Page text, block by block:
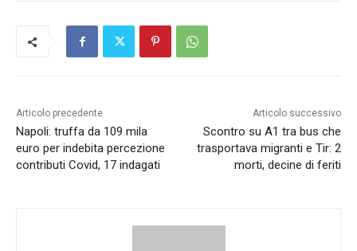
Articolo precedente
Napoli: truffa da 109 mila
euro per indebita percezione
contributi Covid, 17 indagati
Articolo successivo
Scontro su A1 tra bus che
trasportava migranti e Tir: 2
morti, decine di feriti